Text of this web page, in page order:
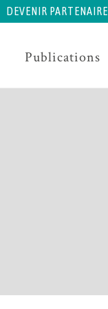
Publications
DEVENIR PARTENAIRE